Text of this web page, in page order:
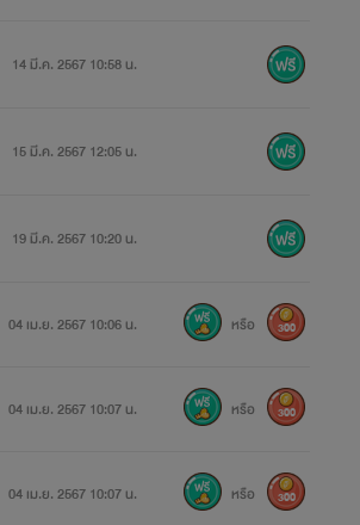
14 มี.ค. 2567 10:58 น.
15 มี.ค. 2567 12:05 น.
19 มี.ค. 2567 10:20 น.
04 เม.ย. 2567 10:06 น. หรือ 300
04 เม.ย. 2567 10:07 น. หรือ 300
04 เม.ย. 2567 10:07 น. หรือ 300